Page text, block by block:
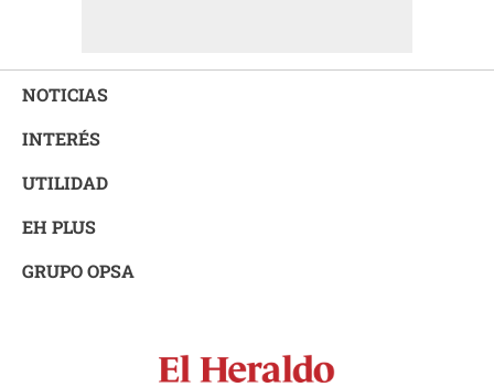
NOTICIAS
INTERÉS
UTILIDAD
EH PLUS
GRUPO OPSA